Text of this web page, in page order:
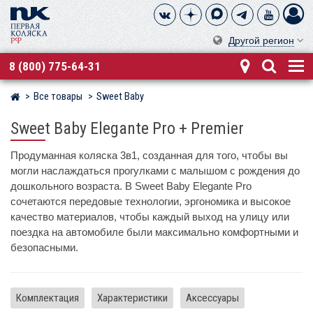
Другой регион
8 (800) 775-64-31
Магазин детских колясок
Все товары Sweet Baby
Sweet Baby Elegante Pro + Premier
Продуманная коляска 3в1, созданная для того, чтобы вы
могли наслаждаться прогулками с малышом с рождения до
дошкольного возраста. В Sweet Baby Elegante Pro
сочетаются передовые технологии, эргономика и высокое
качество материалов, чтобы каждый выход на улицу или
поездка на автомобиле были максимально комфортными и
безопасными.
Комплектация Характеристики Аксессуары